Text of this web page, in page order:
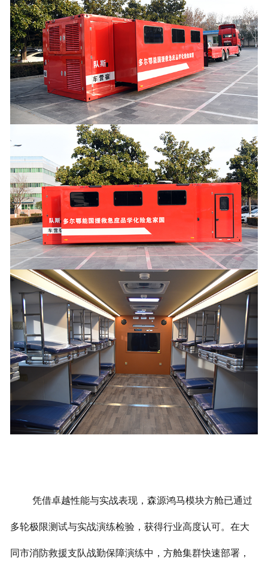
凭借卓越性能与实战表现，森源鸿马模块方舱已通过
多轮极限测试与实战演练检验，获得行业高度认可。在大
同市消防救援支队战勤保障演练中，方舱集群快速部署，